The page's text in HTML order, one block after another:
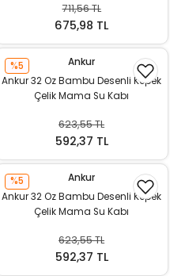
711,56 TL
675,98 TL
%5
Ankur
Ankur 32 Oz Bambu Desenli Köpek
Çelik Mama Su Kabı
623,55 TL
592,37 TL
%5
Ankur
Ankur 32 Oz Bambu Desenli Köpek
Çelik Mama Su Kabı
623,55 TL
592,37 TL